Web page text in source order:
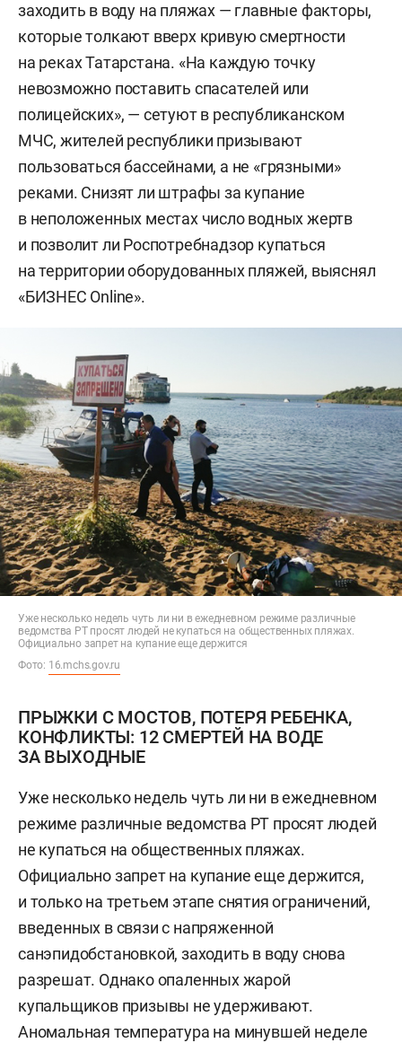
заходить в воду на пляжах — главные факторы,
которые толкают вверх кривую смертности
на реках Татарстана. «На каждую точку
невозможно поставить спасателей или
полицейских», — сетуют в республиканском
МЧС, жителей республики призывают
пользоваться бассейнами, а не «грязными»
реками. Снизят ли штрафы за купание
в неположенных местах число водных жертв
и позволит ли Роспотребнадзор купаться
на территории оборудованных пляжей, выяснял
«БИЗНЕС Online».
Уже несколько недель чуть ли ни в ежедневном режиме различные
ведомства РТ просят людей не купаться на общественных пляжах.
Официально запрет на купание еще держится
Фото: 16.mchs.gov.ru
ПРЫЖКИ С МОСТОВ, ПОТЕРЯ РЕБЕНКА,
КОНФЛИКТЫ: 12 СМЕРТЕЙ НА ВОДЕ
ЗА ВЫХОДНЫЕ
Уже несколько недель чуть ли ни в ежедневном
режиме различные ведомства РТ просят людей
не купаться на общественных пляжах.
Официально запрет на купание еще держится,
и только на третьем этапе снятия ограничений,
введенных в связи с напряженной
санэпидобстановкой, заходить в воду снова
разрешат. Однако опаленных жарой
купальщиков призывы не удерживают.
Аномальная температура на минувшей неделе